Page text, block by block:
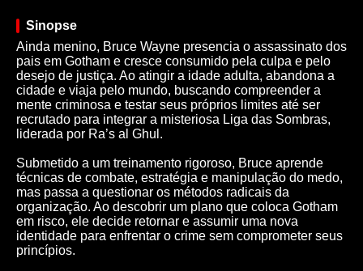
Sinopse
Ainda menino, Bruce Wayne presencia o assassinato dos
pais em Gotham e cresce consumido pela culpa e pelo
desejo de justiça. Ao atingir a idade adulta, abandona a
cidade e viaja pelo mundo, buscando compreender a
mente criminosa e testar seus próprios limites até ser
recrutado para integrar a misteriosa Liga das Sombras,
liderada por Ra’s al Ghul.
Submetido a um treinamento rigoroso, Bruce aprende
técnicas de combate, estratégia e manipulação do medo,
mas passa a questionar os métodos radicais da
organização. Ao descobrir um plano que coloca Gotham
em risco, ele decide retornar e assumir uma nova
identidade para enfrentar o crime sem comprometer seus
princípios.